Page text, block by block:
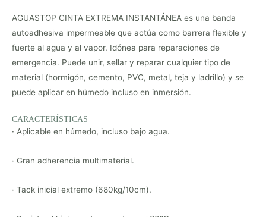
AGUASTOP CINTA EXTREMA INSTANTÁNEA es una banda
autoadhesiva impermeable que actúa como barrera flexible y
fuerte al agua y al vapor. Idónea para reparaciones de
emergencia. Puede unir, sellar y reparar cualquier tipo de
material (hormigón, cemento, PVC, metal, teja y ladrillo) y se
puede aplicar en húmedo incluso en inmersión.
CARACTERÍSTICAS
· Aplicable en húmedo, incluso bajo agua.
· Gran adherencia multimaterial.
· Tack inicial extremo (680kg/10cm).